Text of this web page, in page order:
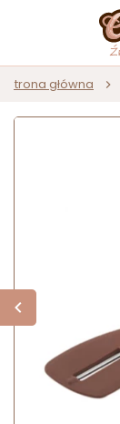
Strona główna